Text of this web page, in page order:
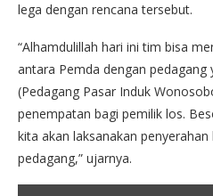
lega dengan rencana tersebut.
“Alhamdulillah hari ini tim bisa
antara Pemda dengan pedagang
(Pedagang Pasar Induk
penempatan bagi pemilik los.
kita akan laksanakan
pedagang,” ujarnya.